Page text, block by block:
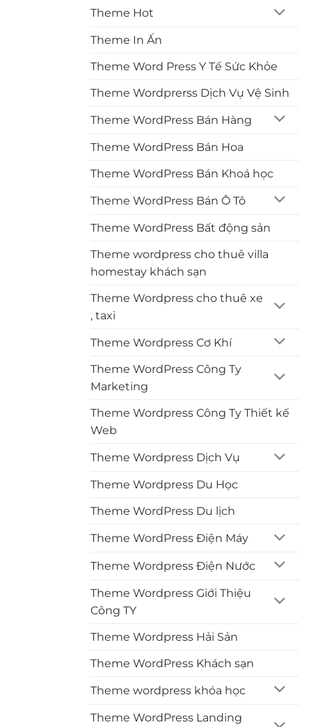
Theme Hot
Theme In Ấn
Theme Word Press Y Tế Sức Khỏe
Theme Wordprerss Dịch Vụ Vệ Sinh
Theme WordPress Bán Hàng
Theme WordPress Bán Hoa
Theme WordPress Bán Khoá học
Theme WordPress Bán Ô Tô
Theme WordPress Bất động sản
Theme wordpress cho thuê villa
homestay khách sạn
Theme Wordpress cho thuê xe
, taxi
Theme Wordpress Cơ Khí
Theme WordPress Công Ty
Marketing
Theme Wordpress Công Ty Thiết kế
Web
Theme Wordpress Dịch Vụ
Theme Wordpress Du Học
Theme WordPress Du lịch
Theme WordPress Điện Máy
Theme Wordpress Điện Nước
Theme Wordpress Giới Thiệu
Công TY
Theme Wordpress Hải Sản
Theme WordPress Khách sạn
Theme wordpress khóa học
Theme WordPress Landing